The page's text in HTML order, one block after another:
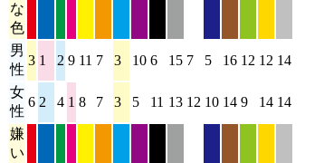
な
色
男
性
3 1 2 9 11 7 3 10 6 15 7 5 16 12 12 14
女
性
6 2 4 1 8 7 3 5 11 13 12 10 14 9 14 14
嫌
い